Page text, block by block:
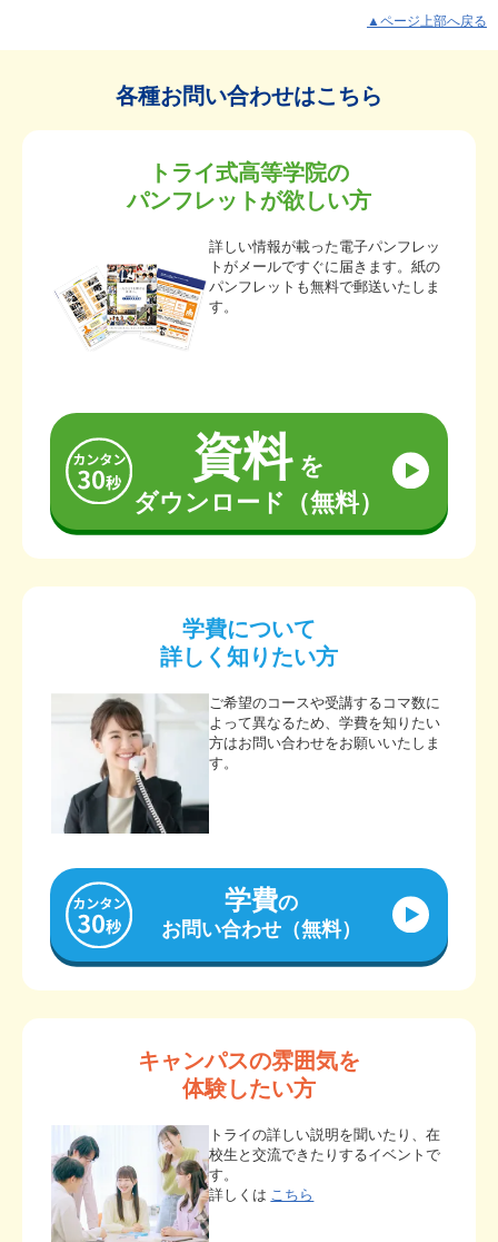
▲ページ上部へ戻る
各種お問い合わせはこちら
トライ式高等学院の
パンフレットが欲しい方
詳しい情報が載った電子パンフレッ
トがメールですぐに届きます。紙の
パンフレットも無料で郵送いたしま
す。
資料を
ダウンロード（無料）
学費について
詳しく知りたい方
ご希望のコースや受講するコマ数に
よって異なるため、学費を知りたい
方はお問い合わせをお願いいたしま
す。
学費の
お問い合わせ（無料）
キャンパスの雰囲気を
体験したい方
トライの詳しい説明を聞いたり、在
校生と交流できたりするイベントで
す。
詳しくは こちら